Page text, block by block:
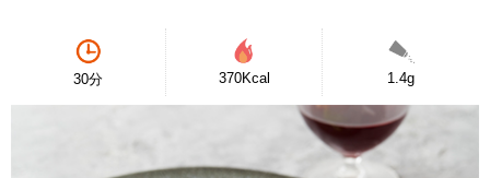
30分 370Kcal 1.4g